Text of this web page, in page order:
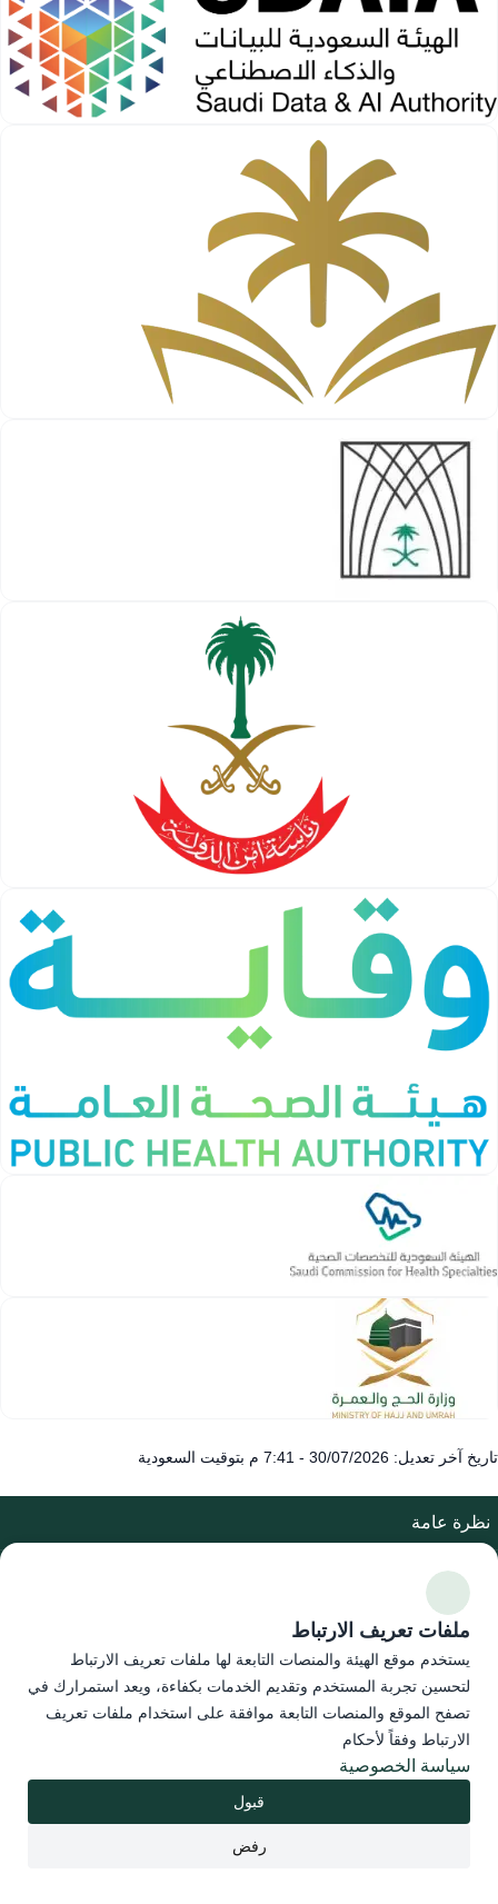
تاريخ آخر تعديل: 30/07/2026 - 7:41 م بتوقيت السعودية
ملفات تعريف الارتباط
يستخدم موقع الهيئة والمنصات التابعة لها ملفات تعريف الارتباط
لتحسين تجربة المستخدم وتقديم الخدمات بكفاءة، ويعد استمرارك في
تصفح الموقع والمنصات التابعة موافقة على استخدام ملفات تعريف
الارتباط وفقاً لأحكام
سياسة الخصوصية
قبول
رفض
نظرة عامة
المساعدة والدعم
روابط هامة
تابعنا على
أدوات الإتاحة والوصول